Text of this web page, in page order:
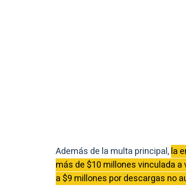
Además de la multa principal,la
más de $10 millones vinculada
a $9 millones por descargas no